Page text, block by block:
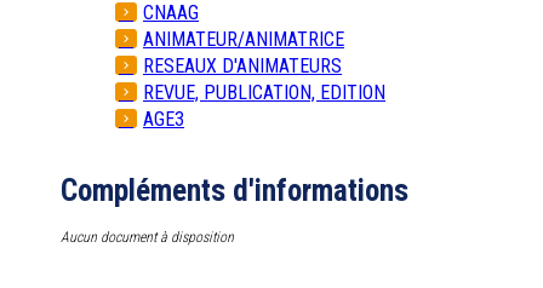
CNAAG
ANIMATEUR/ANIMATRICE
RESEAUX D'ANIMATEURS
REVUE, PUBLICATION, EDITION
AGE3
Compléments d'informations
Aucun document à disposition